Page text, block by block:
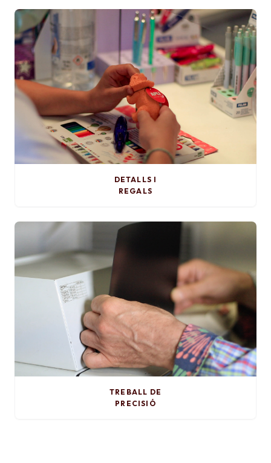
DETALLS I
REGALS
TREBALL DE
PRECISIÓ